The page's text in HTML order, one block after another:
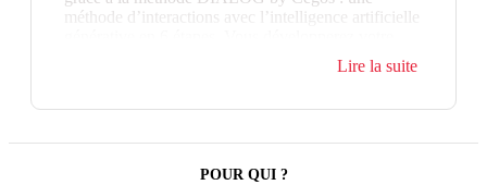
méthode d’interactions avec l’intelligence artificielle
aptitude à rédiger des prompts adaptés à divers
contextes professionnels, et à pratiquer avec éthique
Lire la suite
POUR QUI ?